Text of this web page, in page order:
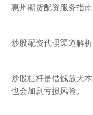
惠州期货配资服务指南
炒股配资代理渠道解析
炒股杠杆是借钱放大
也会加剧亏损风险。